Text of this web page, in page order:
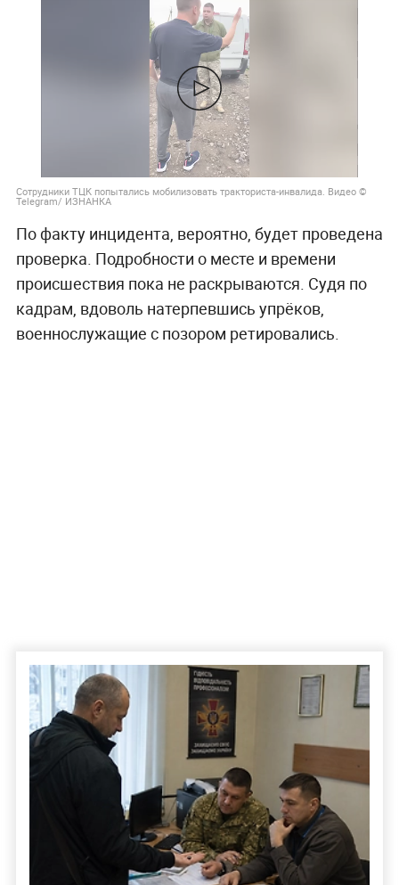
Сотрудники ТЦК попытались мобилизовать тракториста-инвалида. Видео ©
Telegram/ ИЗНАНКА
По факту инцидента, вероятно, будет проведена
проверка. Подробности о месте и времени
происшествия пока не раскрываются. Судя по
кадрам, вдоволь натерпевшись упрёков,
военнослужащие с позором ретировались.